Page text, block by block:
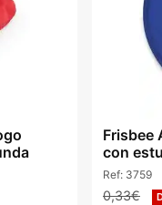
Frisbee
con
Ref: 3759
0,33€